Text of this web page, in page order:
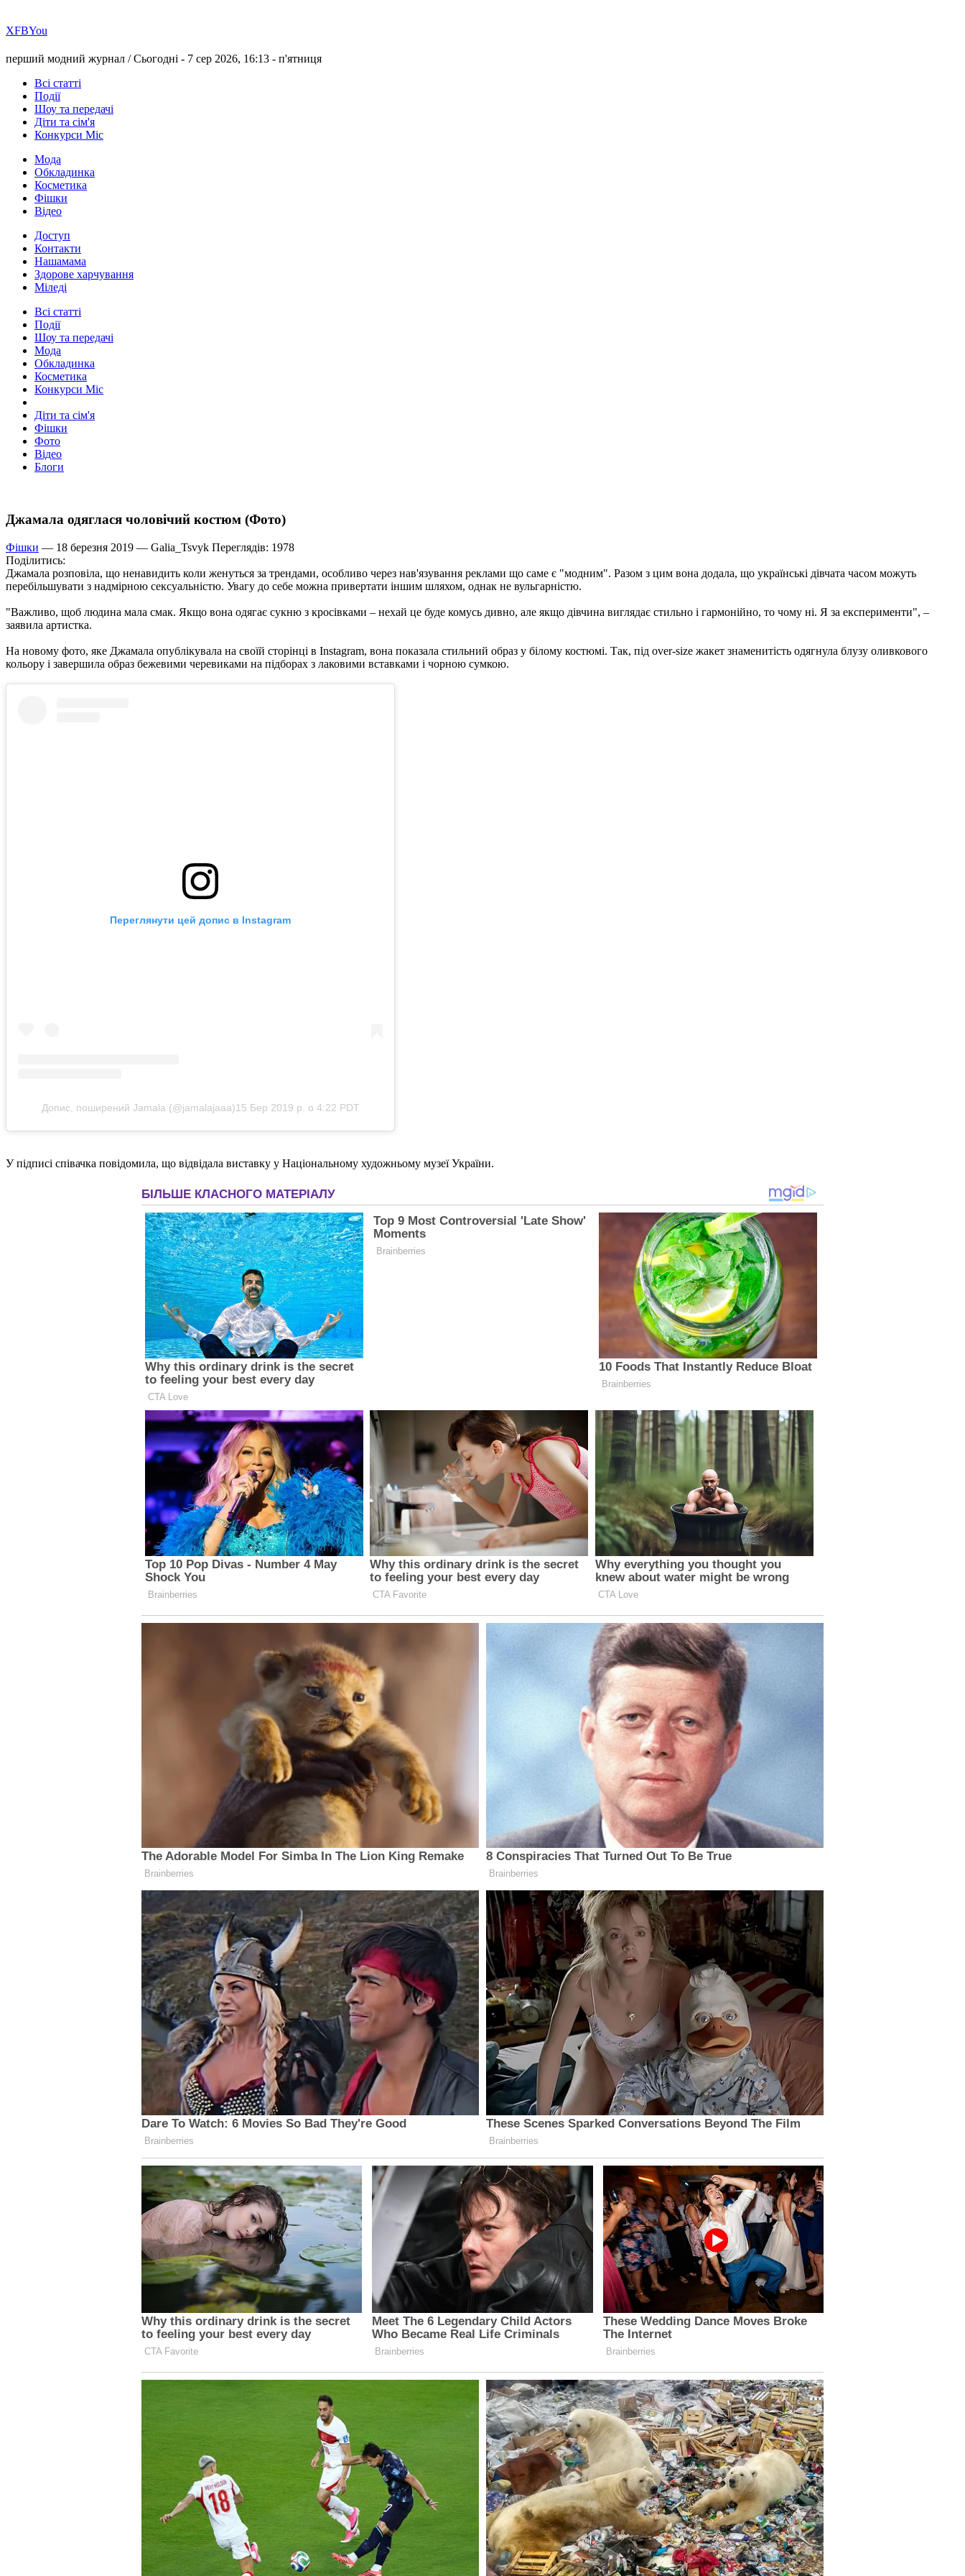
ХFBYou
перший модний журнал /Сьогодні - 7 сер 2026, 16:13 - п'ятниця
Всі статті
Події
Шоу та передачі
Діти та сім'я
Конкурси Міс
Мода
Обкладинка
Косметика
Фішки
Відео
Доступ
Контакти
Нашамама
Здорове харчування
Міледі
Всі статті
Події
Шоу та передачі
Мода
Обкладинка
Косметика
Конкурси Міс
Діти та сім'я
Фішки
Фото
Відео
Блоги
Джамала одяглася чоловічий костюм (Фото)
Фішки — 18 березня 2019 — Galia_Tsvyk Переглядів: 1978
Поділитись:
Джамала розповіла, що ненавидить коли женуться за трендами, особливо через нав'язування реклами що саме є "модним". Разом з цим вона додала, що українські дівчата часом можуть
перебільшувати з надмірною сексуальністю. Увагу до себе можна привертати іншим шляхом, однак не вульгарністю.
"Важливо, щоб людина мала смак. Якщо вона одягає сукню з кросівками – нехай це буде комусь дивно, але якщо дівчина виглядає стильно і гармонійно, то чому ні. Я за експерименти", –
заявила артистка.
На новому фото, яке Джамала опублікувала на своїй сторінці в Instagram, вона показала стильний образ у білому костюмі. Так, під over-size жакет знаменитість одягнула блузу оливкового
кольору і завершила образ бежевими черевиками на підборах з лаковими вставками і чорною сумкою.
Переглянути цей допис в Instagram
Допис, поширений Jamala (@jamalajaaa)15 Бер 2019 р. о 4:22 PDT
У підписі співачка повідомила, що відвідала виставку у Національному художньому музеї України.